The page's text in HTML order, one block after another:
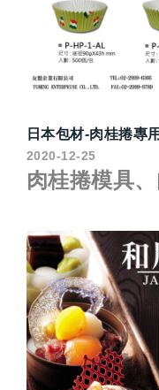
日本包材-肉桂捲專
2020-12-25
肉桂捲模具